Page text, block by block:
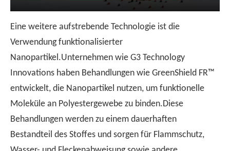
Eine weitere aufstrebende Technologie ist die
Verwendung funktionalisierter
Nanopartikel.Unternehmen wie G3 Technology
Innovations haben Behandlungen wie GreenShield FR™
entwickelt, die Nanopartikel nutzen, um funktionelle
Moleküle an Polyestergewebe zu binden.Diese
Behandlungen werden zu einem dauerhaften
Bestandteil des Stoffes und sorgen für Flammschutz,